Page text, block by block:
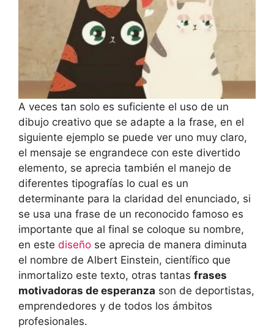
A veces tan solo es suficiente el uso de un
dibujo creativo que se adapte a la frase, en el
siguiente ejemplo se puede ver uno muy claro,
el mensaje se engrandece con este divertido
elemento, se aprecia también el manejo de
diferentes tipografías lo cual es un
determinante para la claridad del enunciado, si
se usa una frase de un reconocido famoso es
importante que al final se coloque su nombre,
en este diseño se aprecia de manera diminuta
el nombre de Albert Einstein, científico que
inmortalizo este texto, otras tantas frases
motivadoras de esperanza son de deportistas,
emprendedores y de todos los ámbitos
profesionales.